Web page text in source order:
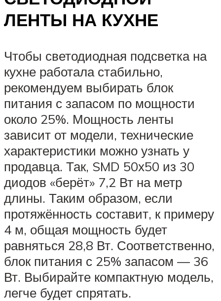
ЛЕНТЫ НА КУХНЕ
Чтобы светодиодная подсветка на
кухне работала стабильно,
рекомендуем выбирать блок
питания с запасом по мощности
около 25%. Мощность ленты
зависит от модели, технические
характеристики можно узнать у
продавца. Так, SMD 50х50 из 30
диодов «берёт» 7,2 Вт на метр
длины. Таким образом, если
протяжённость составит, к примеру
4 м, общая мощность будет
равняться 28,8 Вт. Соответственно,
блок питания с 25% запасом — 36
Вт. Выбирайте компактную модель,
легче будет спрятать.